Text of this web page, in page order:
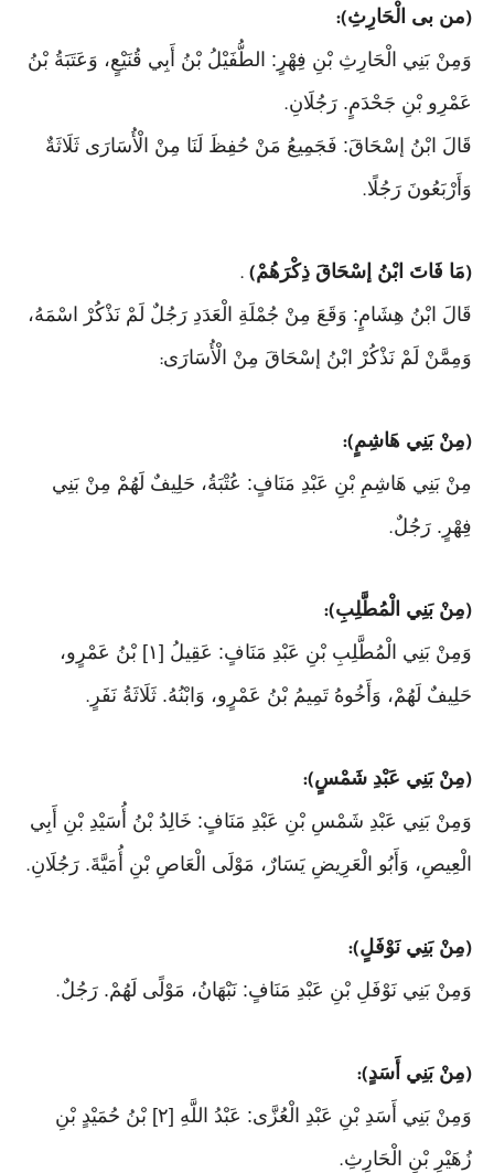
(من بى الْحَارِثِ):
وَمِنْ بَنِي الْحَارِثِ بْنِ فِهْرٍ: الطُّفَيْلُ بْنُ أَبِي قُنَيْعٍ، وَعَتَبَةُ بْنُ
عَمْرِو بْنِ جَحْدَمٍ. رَجُلَانِ.
قَالَ ابْنُ إسْحَاقَ: فَجَمِيعُ مَنْ حُفِظَ لَنَا مِنْ الْأُسَارَى ثَلَاثَةٌ
وَأَرْبَعُونَ رَجُلًا.
(مَا فَاتَ ابْنُ إسْحَاقَ ذِكْرَهُمْ)
.
قَالَ ابْنُ هِشَامٍ: وَقَعَ مِنْ جُمْلَةِ الْعَدَدِ رَجُلٌ لَمْ نَذْكُرْ اسْمَهُ،
وَمِمَّنْ لَمْ نَذْكُرْ ابْنُ إسْحَاقَ مِنْ الْأُسَارَى:
(مِنْ بَنِي هَاشِمٍ):
مِنْ بَنِي هَاشِمِ بْنِ عَبْدِ مَنَافٍ: عُتْبَةُ، حَلِيفٌ لَهُمْ مِنْ بَنِي
فِهْرٍ. رَجُلٌ.
(مِنْ بَنِي الْمُطَّلِبِ):
وَمِنْ بَنِي الْمُطَّلِبِ بْنِ عَبْدِ مَنَافٍ: عَقِيلُ [١] بْنُ عَمْرٍو،
حَلِيفٌ لَهُمْ، وَأَخُوهُ تَمِيمُ بْنُ عَمْرٍو، وَابْنُهُ. ثَلَاثَةُ نَفَرٍ .
(مِنْ بَنِي عَبْدِ شَمْسٍ):
وَمِنْ بَنِي عَبْدِ شَمْسِ بْنِ عَبْدِ مَنَافٍ: خَالِدُ بْنُ أُسَيْدِ بْنِ أَبِي
الْعِيصِ، وَأَبُو الْعَرِيضِ يَسَارٌ، مَوْلَى الْعَاصِ بْنِ أُمَيَّةَ. رَجُلَانِ.
(مِنْ بَنِي نَوْفَلٍ):
وَمِنْ بَنِي نَوْفَلِ بْنِ عَبْدِ مَنَافٍ: نَبْهَانُ، مَوْلًى لَهُمْ. رَجُلٌ.
(مِنْ بَنِي أَسَدٍ):
وَمِنْ بَنِي أَسَدِ بْنِ عَبْدِ الْعُزَّى: عَبْدُ اللَّهِ [٢] بْنُ حُمَيْدٍ بْنِ
زُهَيْرِ بْنِ الْحَارِثِ.